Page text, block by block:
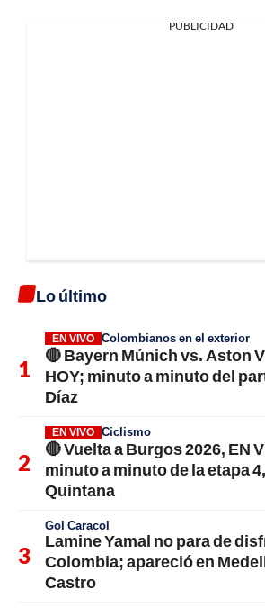
PUBLICIDAD
Lo último
EN VIVO Colombianos en el exterior
🔴 Bayern Múnich vs. Aston
HOY; minuto a minuto del
Díaz
EN VIVO Ciclismo
🔴 Vuelta a Burgos 2026, EN
minuto a minuto de la etapa
Quintana
Gol Caracol
Lamine Yamal no para de
Colombia; apareció en
Castro